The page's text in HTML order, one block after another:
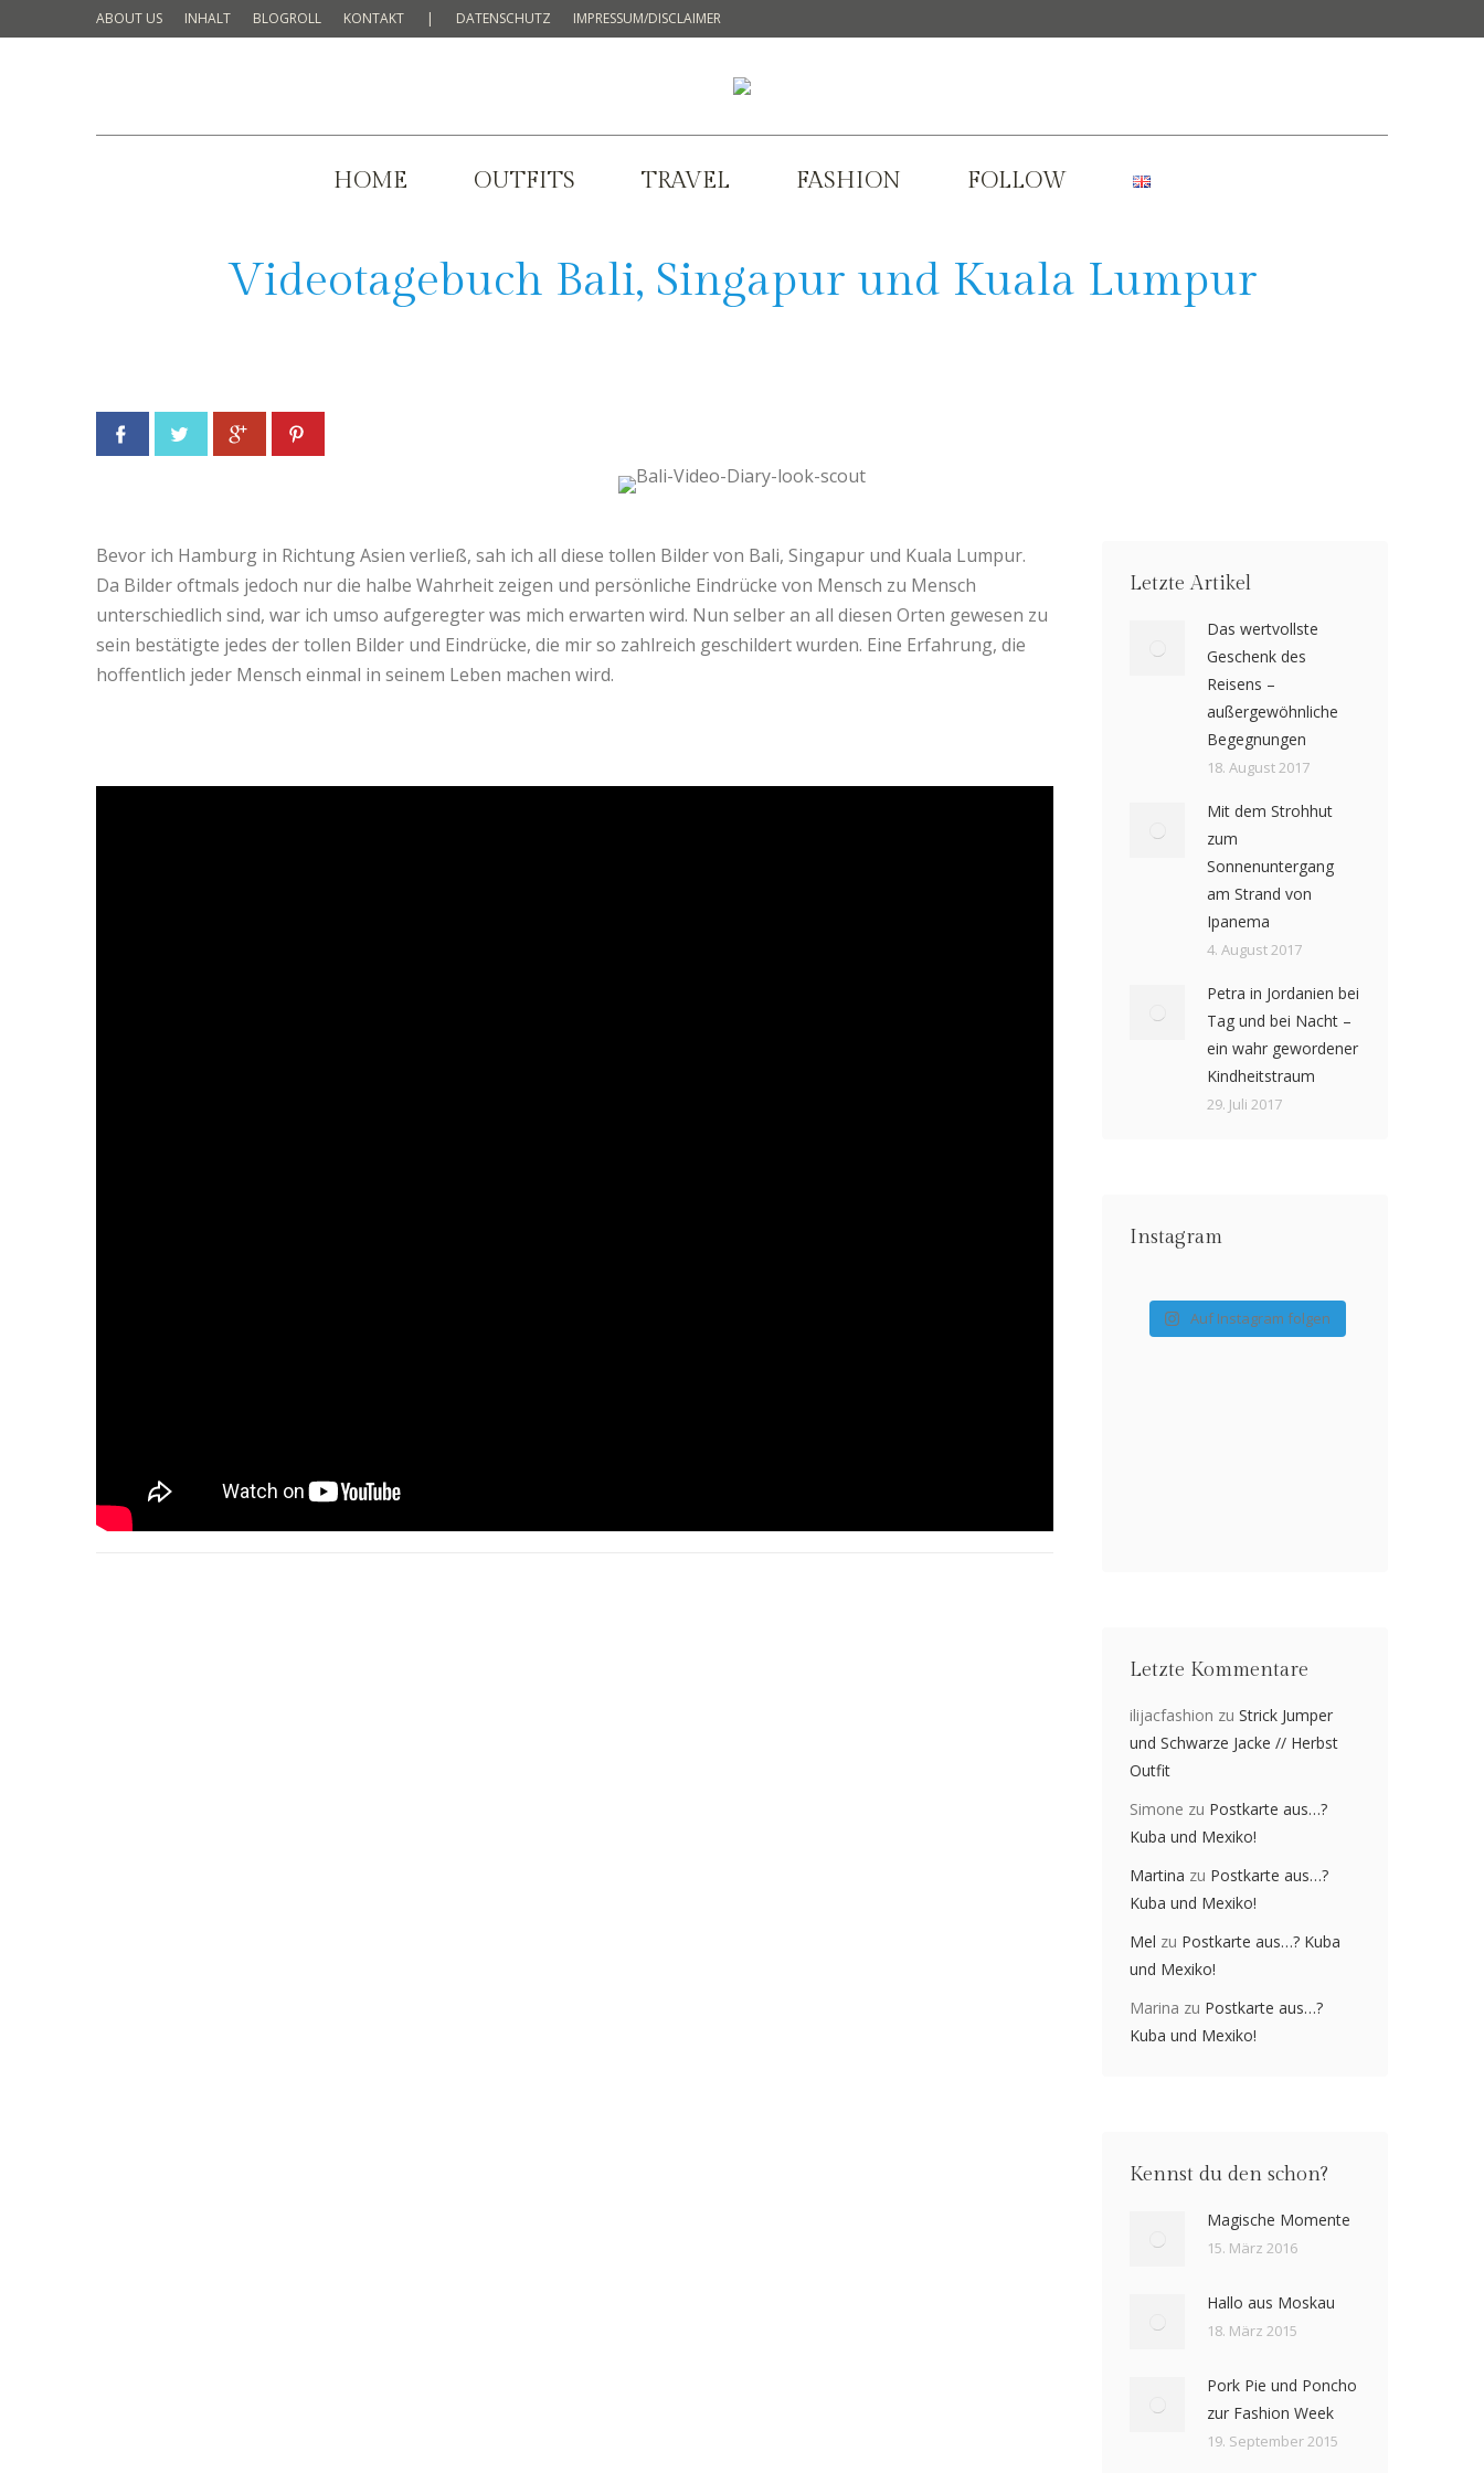
ABOUT US INHALT BLOGROLL KONTAKT | DATENSCHUTZ IMPRESSUM/DISCLAIMER
HOME OUTFITS TRAVEL FASHION FOLLOW
Videotagebuch Bali, Singapur und Kuala Lumpur
Facebook Twitter Google+
Bevor ich Hamburg in Richtung Asien verließ, sah ich all diese tollen Bilder von Bali, Singapur und Kuala Lumpur.
Da Bilder oftmals jedoch nur die halbe Wahrheit zeigen und persönliche Eindrücke von Mensch zu Mensch
unterschiedlich sind, war ich umso aufgeregter was mich erwarten wird. Nun selber an all diesen Orten gewesen zu
sein bestätigte jedes der tollen Bilder und Eindrücke, die mir so zahlreich geschildert wurden. Eine Erfahrung, die
hoffentlich jeder Mensch einmal in seinem Leben machen wird.
Letzte Artikel
Das wertvollste
Geschenk des
Reisens –
außergewöhnliche
Begegnungen
18. August 2017
Mit dem Strohhut
zum
Sonnenuntergang
am Strand von
Ipanema
4. August 2017
Petra in Jordanien bei
Tag und bei Nacht –
ein wahr gewordener
Kindheitstraum
29. Juli 2017
Instagram
Auf Instagram folgen
Letzte Kommentare
ilijacfashion zu Strick Jumper
und Schwarze Jacke // Herbst
Outfit
Simone zu Postkarte aus…?
Kuba und Mexiko!
Martina zu Postkarte aus…?
Kuba und Mexiko!
Mel zu Postkarte aus…? Kuba
und Mexiko!
Marina zu Postkarte aus…?
Kuba und Mexiko!
Kennst du den schon?
Magische Momente
15. März 2016
Hallo aus Moskau
18. März 2015
Pork Pie und Poncho
zur Fashion Week
19. September 2015